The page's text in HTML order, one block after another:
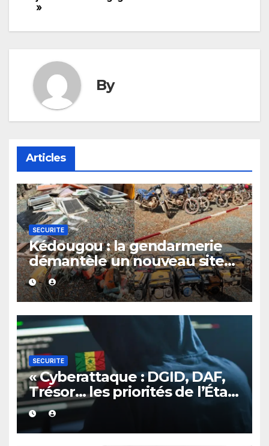
l’article
»
By
Articles
SECURITE
Kédougou : la gendarmerie
démantèle un nouveau site
d’orpaillage clandestin à
MouranOrpaillage clandestin
: la gendarmerie renforce ses
opérations à Kédougou et
frappe à Mouran
SECURITE
« Cyberattaque : DGID, DAF,
Trésor… les priorités de l’État
»